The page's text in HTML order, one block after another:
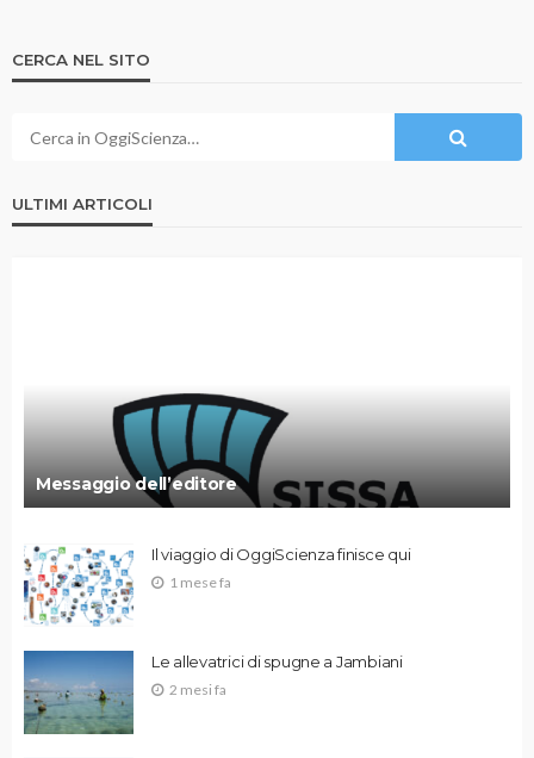
CERCA NEL SITO
ULTIMI ARTICOLI
Messaggio dell’editore
Il viaggio di OggiScienza finisce qui
1 mese fa
Le allevatrici di spugne a Jambiani
2 mesi fa